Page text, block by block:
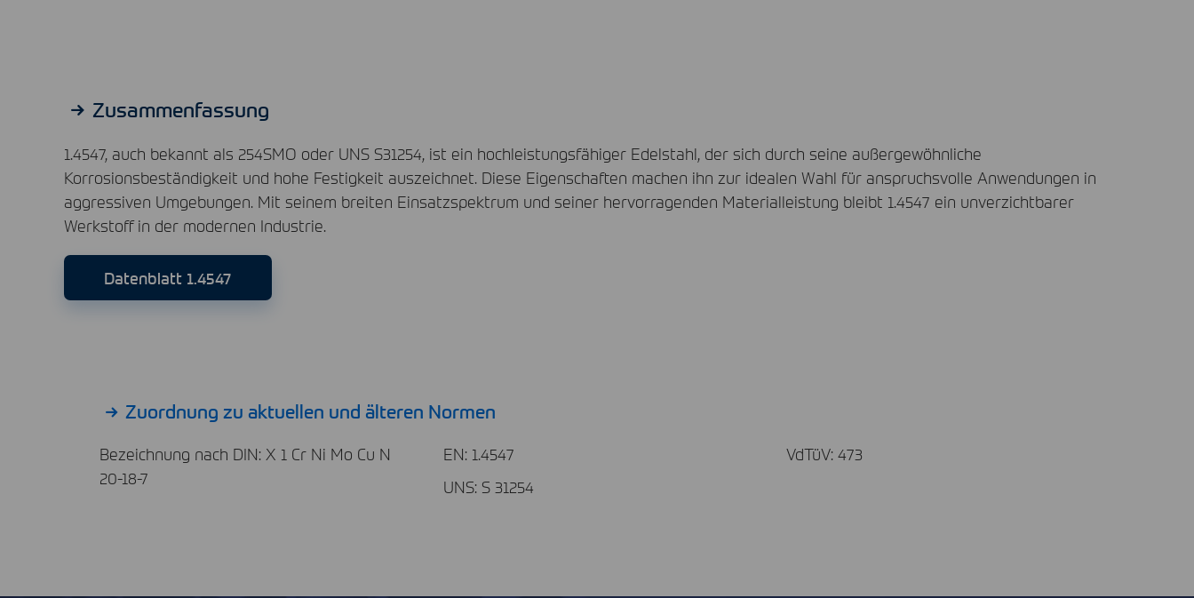
Zusammenfassung
1.4547, auch bekannt als 254SMO oder UNS S31254, ist ein hochleistungsfähiger Edelstahl, der sich durch seine außergewöhnliche
Korrosionsbeständigkeit und hohe Festigkeit auszeichnet. Diese Eigenschaften machen ihn zur idealen Wahl für anspruchsvolle Anwendungen in
aggressiven Umgebungen. Mit seinem breiten Einsatzspektrum und seiner hervorragenden Materialleistung bleibt 1.4547 ein unverzichtbarer
Werkstoff in der modernen Industrie.
Datenblatt 1.4547
Zuordnung zu aktuellen und älteren Normen
Bezeichnung nach DIN: X 1 Cr Ni Mo Cu N
20-18-7
EN: 1.4547
UNS: S 31254
VdTüV: 473